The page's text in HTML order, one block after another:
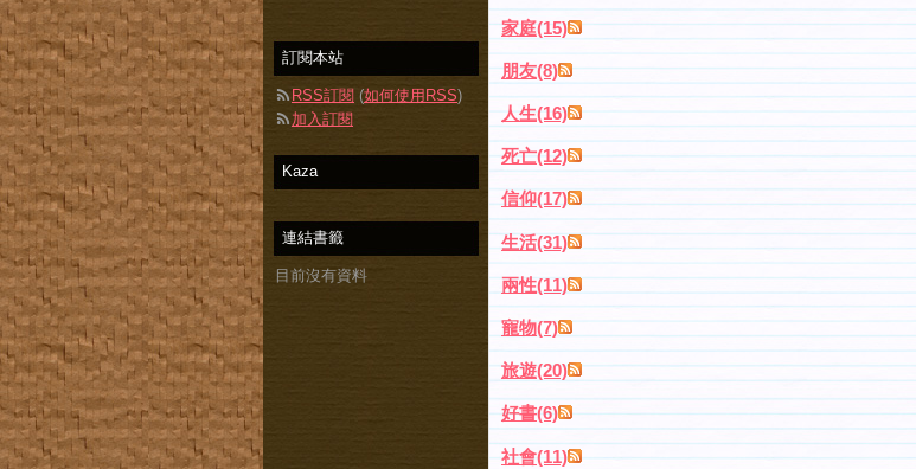
家庭(15)
朋友(8)
人生(16)
死亡(12)
信仰(17)
生活(31)
兩性(11)
寵物(7)
旅遊(20)
好書(6)
社會(11)
訂閱本站
RSS訂閱 (如何使用RSS)
加入訂閱
Kaza
連結書籤
目前沒有資料